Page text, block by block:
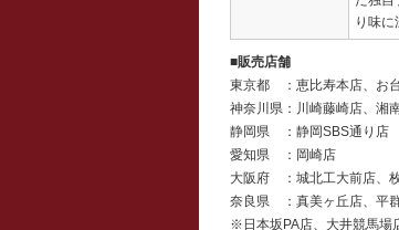
り味に
■販売店舗
東京都 ：恵比寿本店、お
神奈川県：川崎藤崎店、湘
静岡県 ：静岡SBS通り店
愛知県 ：岡崎店
大阪府 ：城北工大前店、
奈良県 ：真美ヶ丘店、平
※日本坂PA店、大井競馬場